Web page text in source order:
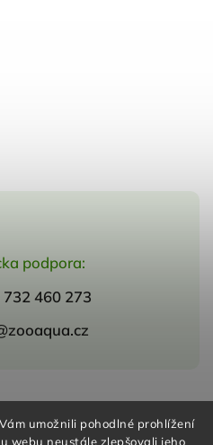
umožnili pohodlné prohlížení
webu neustále zlepšovali jeho
podpora:
732 460 273
| DesignShoptak.cz